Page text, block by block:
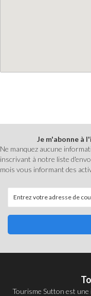
Je m'abonne à
Ne manquez aucune
inscrivant à notre liste
mois vous informant des
Tourisme Sutton est une